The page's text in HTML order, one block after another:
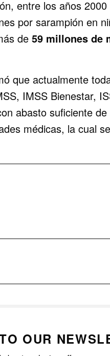
entre los años
por sarampión en
de59 millones de
que actualmente
IMSS Bienestar,
abasto suficiente
médicas, la cual
OUR